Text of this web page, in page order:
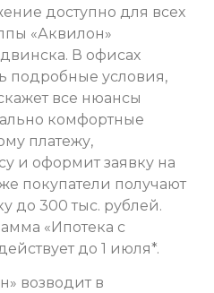
доступно для всех
«Аквилон»
В офисах
подробные условия,
все нюансы
комфортные
платежу,
и оформит заявку на
покупатели получают
до 300 тыс. рублей.
«Ипотека с
до 1 июля*.
возводит в